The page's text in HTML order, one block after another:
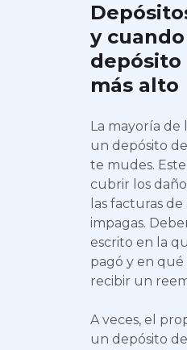
y
depósito
más alto
La mayoría de
un depósito
te mudes.
cubrir los
las facturas
impagas.
escrito en la
pagó y en
recibir un
A veces, el
un depósito